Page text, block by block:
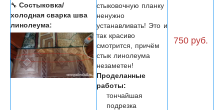
🔧 Состыковка/
холодная сварка шва
линолеума:
стыковочную планку
ненужно
устанавливать! Это и
так красиво
смотрится, причём
стык линолеума
незаметен!
Проделанные
работы:
тончайшая
подрезка
750 руб.